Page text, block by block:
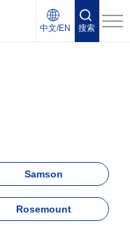
中文/EN 搜索
Samson
Rosemount